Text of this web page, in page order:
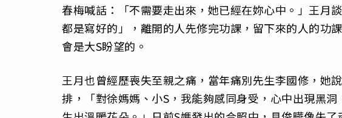
春梅喊話：「不需要走出來，她已經在妳心中。」王月
都是寫好的」，離開的人先修完功課，留下來的人的功
會是大S盼望的。
王月也曾經歷喪失至親之痛，當年痛別先生李國修，她
排，「對徐媽媽、小S，我能夠感同身受，心中出現黑